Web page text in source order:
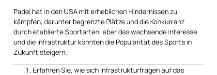
Padel hat in den USA mit erheblichen Hindernissen zu
kämpfen, darunter begrenzte Plätze und die Konkurrenz
durch etablierte Sportarten, aber das wachsende Interesse
und die Infrastruktur könnten die Popularität des Sports in
Zukunft steigern.
Erfahren Sie, wie sich Infrastrukturfragen auf das